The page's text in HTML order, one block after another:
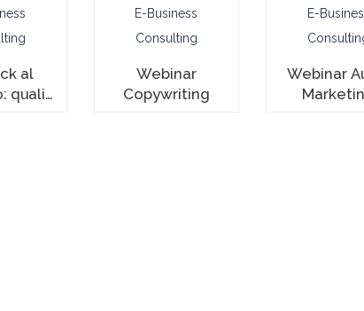
al
quali
E-Business
Consulting
Webinar
Copywriting
E-
Webinar